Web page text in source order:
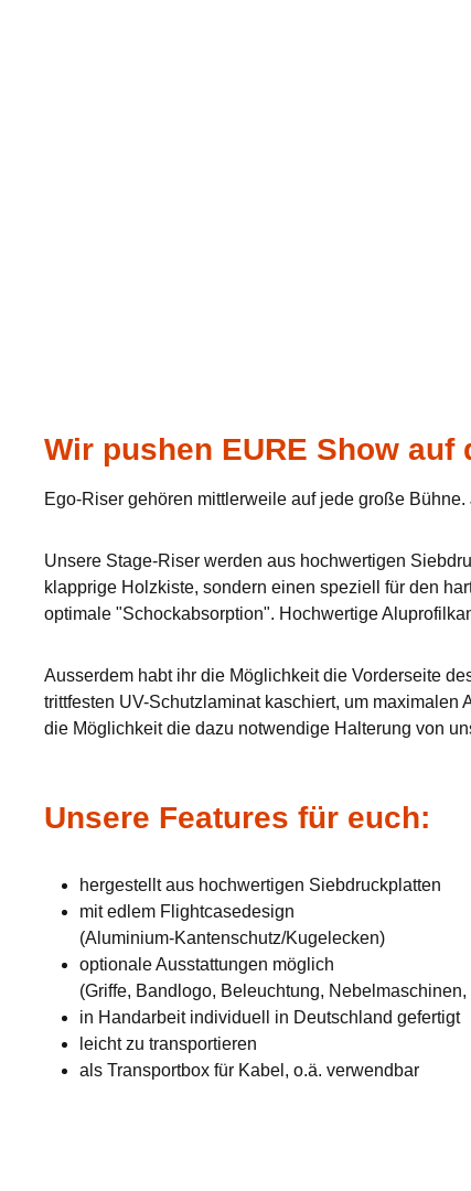
Wir pushen EURE Show auf
Ego-Riser gehören mittlerweile auf jede große
Unsere Stage-Riser werden aus hochwertigen
klapprige Holzkiste, sondern einen speziell für den
optimale "Schockabsorption". Hochwertige
Ausserdem habt ihr die Möglichkeit die Vorderseite
trittfesten UV-Schutzlaminat kaschiert, um
die Möglichkeit die dazu notwendige Halterung von
Unsere Features für euch:
hergestellt aus hochwertigen Siebdruckplatten
mit edlem Flightcasedesign
(Aluminium-Kantenschutz/Kugelecken)
optionale Ausstattungen möglich
(Griffe, Bandlogo, Beleuchtung, Nebelmaschinen,
in Handarbeit individuell in Deutschland gefertigt
leicht zu transportieren
als Transportbox für Kabel, o.ä. verwendbar